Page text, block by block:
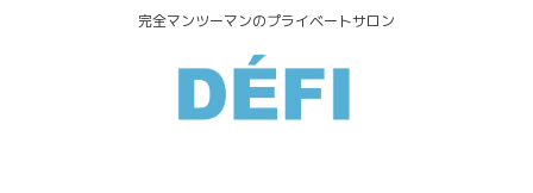
完全マンツーマンのプライベートサロン